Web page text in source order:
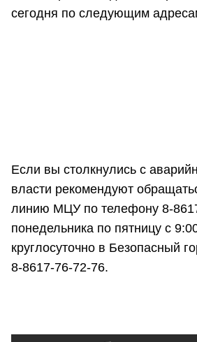
сегодня по следующим
Если вы столкнулись с
власти рекомендуют
линию МЦУ по телефону 8-
понедельника по пятницу с
круглосуточно в Безопасный
8-8617-76-72-76.